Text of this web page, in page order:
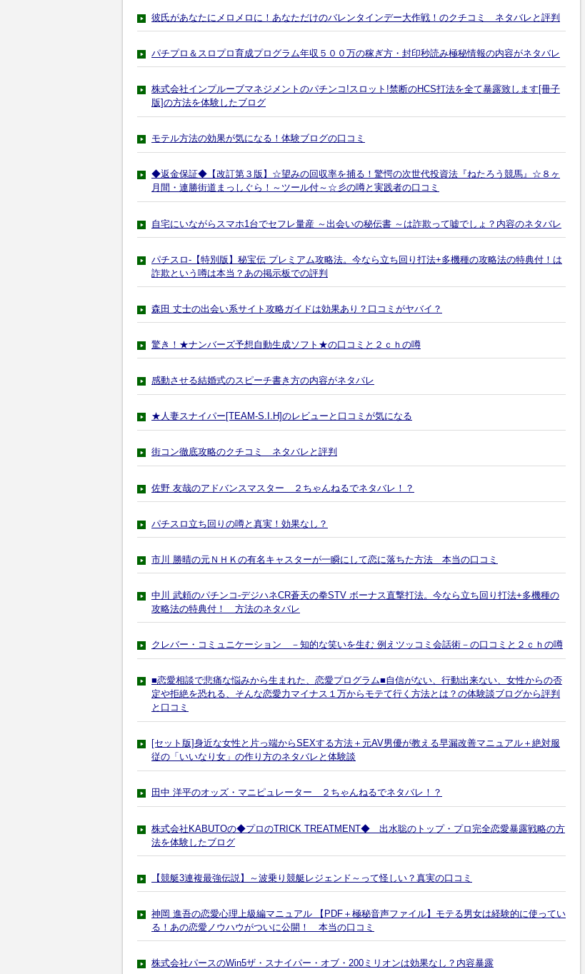
彼氏があなたにメロメロに！あなただけのバレンタインデー大作戦！のクチコミ ネタバレと評判
パチプロ＆スロプロ育成プログラム年収５００万の稼ぎ方・封印秒読み極秘情報の内容がネタバレ
株式会社インプルーブマネジメントのパチンコ!スロット!禁断のHCS打法を全て暴露致します[冊子
版]の方法を体験したブログ
モテル方法の効果が気になる！体験ブログの口コミ
◆返金保証◆【改訂第３版】☆望みの回収率を捕る！驚愕の次世代投資法『ねたろう競馬』☆８ヶ
月間・連勝街道まっしぐら！～ツール付～☆彡の噂と実践者の口コミ
自宅にいながらスマホ1台でセフレ量産 ～出会いの秘伝書 ～は詐欺って嘘でしょ？内容のネタバレ
パチスロ-【特別版】秘宝伝 プレミアム攻略法。今なら立ち回り打法+多機種の攻略法の特典付！は
詐欺という噂は本当？あの掲示板での評判
森田 丈士の出会い系サイト攻略ガイドは効果あり？口コミがヤバイ？
驚き！★ナンバーズ予想自動生成ソフト★の口コミと２ｃｈの噂
感動させる結婚式のスピーチ書き方の内容がネタバレ
★人妻スナイパー[TEAM-S.I.H]のレビューと口コミが気になる
街コン徹底攻略のクチコミ ネタバレと評判
佐野 友哉のアドバンスマスター ２ちゃんねるでネタバレ！？
パチスロ立ち回りの噂と真実！効果なし？
市川 勝晴の元ＮＨＫの有名キャスターが一瞬にして恋に落ちた方法 本当の口コミ
中川 武頼のパチンコ-デジハネCR蒼天の拳STV ボーナス直撃打法。今なら立ち回り打法+多機種の
攻略法の特典付！ 方法のネタバレ
クレバー・コミュニケーション －知的な笑いを生む 例えツッコミ会話術－の口コミと２ｃｈの噂
■恋愛相談で悲痛な悩みから生まれた、恋愛プログラム■自信がない、行動出来ない、女性からの否
定や拒絶を恐れる、そんな恋愛力マイナス１万からモテて行く方法とは？の体験談ブログから評判
と口コミ
[セット版]身近な女性と片っ端からSEXする方法＋元AV男優が教える早漏改善マニュアル＋絶対服
従の「いいなり女」の作り方のネタバレと体験談
田中 洋平のオッズ・マニピュレーター ２ちゃんねるでネタバレ！？
株式会社KABUTOの◆プロのTRICK TREATMENT◆ 出水聡のトップ・プロ完全恋愛暴露戦略の方
法を体験したブログ
【競艇3連複最強伝説】～波乗り競艇レジェンド～って怪しい？真実の口コミ
神岡 進吾の恋愛心理上級編マニュアル 【PDF＋極秘音声ファイル】モテる男女は経験的に使ってい
る！あの恋愛ノウハウがついに公開！ 本当の口コミ
株式会社パースのWin5ザ・スナイパー・オブ・200ミリオンは効果なし？内容暴露